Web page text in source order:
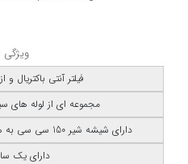
ویژگی
فیلتر آنتی باکتریال
مجموعه ای از لوله های سیلیکونی 10*
دارای شیشه شیر 150 سی سی به همراه شیشه شیر 240 سی سی
دارای یک